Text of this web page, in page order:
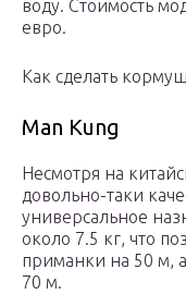
воду. Стоимость
евро.
Как сделать
Man Kung
Несмотря на
довольно-таки
универсальное
около 7.5 кг, что
приманки на 50 м,
70 м.